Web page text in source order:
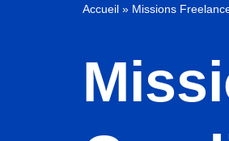
Accueil » Missions